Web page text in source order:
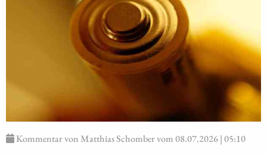
Kommentar von Matthias Schomber vom 08.07.2026 | 05:10